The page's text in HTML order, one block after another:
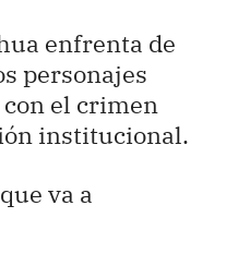
enfrenta de
personajes
el crimen
institucional.
va a